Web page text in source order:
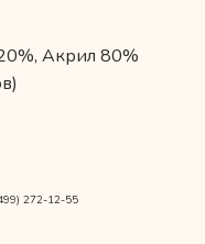
Акрил 80%
272-12-55